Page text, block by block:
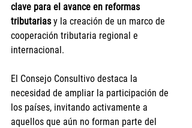
clave para el avance en reformas
tributarias y la creación de un marco de
cooperación tributaria regional e
internacional.
El Consejo Consultivo destaca la
necesidad de ampliar la participación de
los países, invitando activamente a
aquellos que aún no forman parte del